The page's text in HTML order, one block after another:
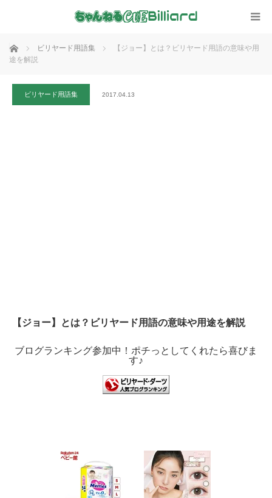
ホーム ビリヤード用語集
【ジョー】とは？ビリヤード用語の意味や用
途を解説
ビリヤード用語集 2017.04.13
【ジョー】とは？ビリヤード用語の意味や用途を解説
ブログランキング参加中！ポチっとしてくれたら喜びま
す♪